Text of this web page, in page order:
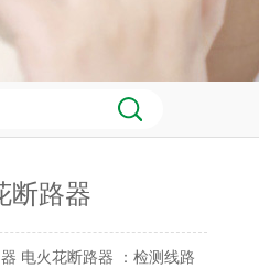
断路器
电火花断路器 ：检测线路